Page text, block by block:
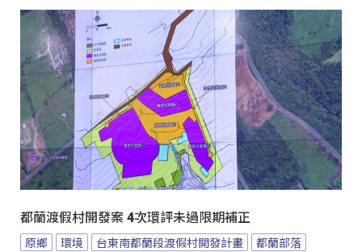
都蘭渡假村開發案 4次環評未過限期補正
原鄉 環境 台東南都蘭段渡假村開發計畫 都蘭部落